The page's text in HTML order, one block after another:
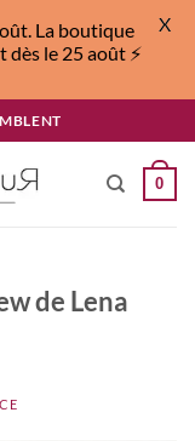
0
de Lena
La boutique
le 25 août ⚡️
X